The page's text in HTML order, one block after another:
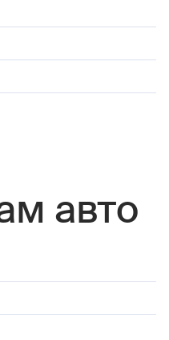
авто